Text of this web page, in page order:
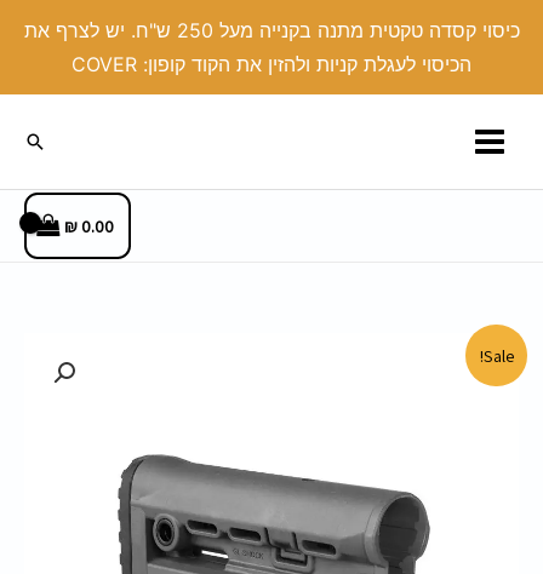
כיסוי קסדה טקטית מתנה בקנייה מעל 250 ש"ח. יש לצרף את
הכיסוי לעגלת קניות ולהזין את הקוד קופון: COVER
חיפוש
0.00
₪
Sale!
499.00 ₪.
420.00 ₪.